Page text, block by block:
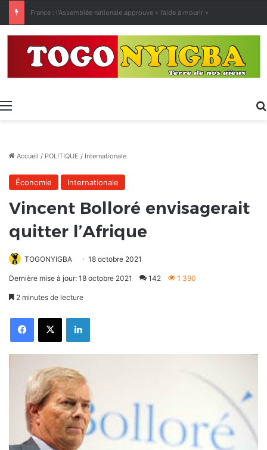
Menu
Accueil / POLITIQUE / Internationale
Économie Internationale
Vincent Bolloré envisagerait
quitter l’Afrique
TOGONYIGBA 18 octobre 2021
Dernière mise à jour: 18 octobre 2021 142 1 390
2 minutes de lecture
FacebookX Linkedin